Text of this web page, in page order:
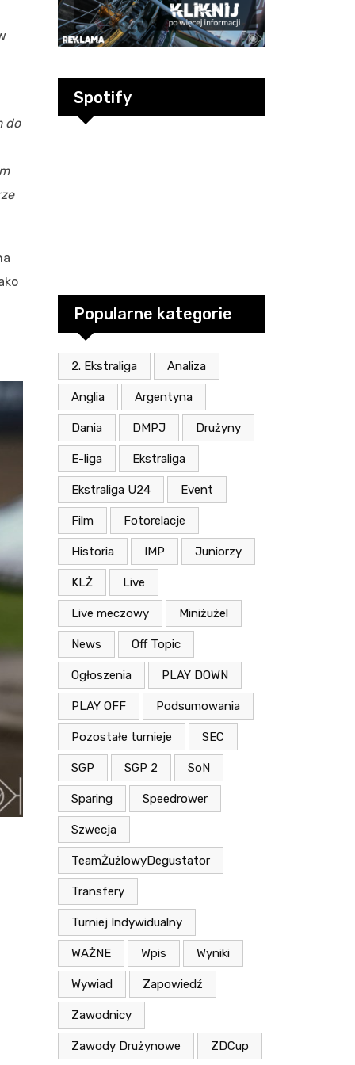
do
Spotify
Popularne kategorie
2. Ekstraliga Analiza
Anglia Argentyna
Dania DMPJ Drużyny
E-liga Ekstraliga
Ekstraliga U24 Event
Film Fotorelacje
Historia IMP Juniorzy
KLŻ Live
Live meczowy Miniżużel
News Off Topic
Ogłoszenia PLAY DOWN
PLAY OFF Podsumowania
Pozostałe turnieje SEC
SGP SGP 2 SoN
Sparing Speedrower
Szwecja
TeamŻużlowyDegustator
Transfery
Turniej Indywidualny
WAŻNE Wpis Wyniki
Wywiad Zapowiedź
Zawodnicy
Zawody Drużynowe ZDCup